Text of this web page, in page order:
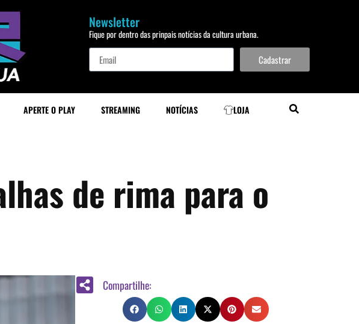
Newsletter
Fique por dentro das prinpais notícias da cultura urbana.
Cadastrar
APERTE O PLAY STREAMING NOTÍCIAS LOJA
de rima para o
Compartilhe: